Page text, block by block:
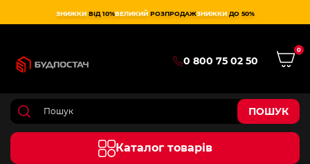
ЗНИЖКИ ВІД 10%ВЕЛИКИЙ РОЗПРОДАЖЗНИЖКИ ДО 50%
0 800 75 02 50
0
ПОШУК
Каталог товарів